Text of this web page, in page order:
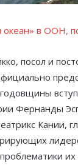
в ООН,
посол и
Фернанды
Кании,